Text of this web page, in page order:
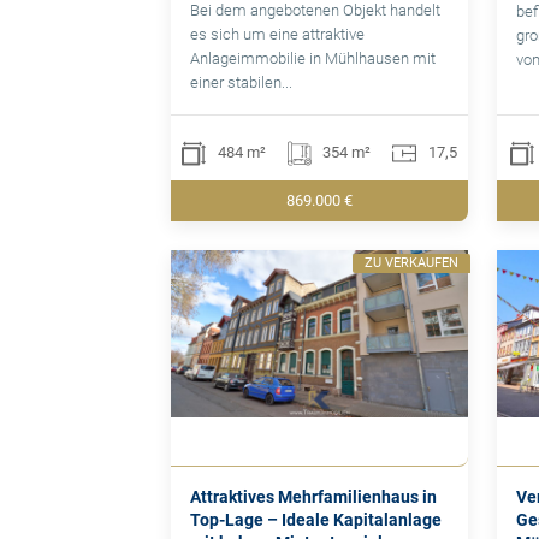
Bei dem angebotenen Objekt handelt
es sich um eine attraktive
Anlageimmobilie in Mühlhausen mit
einer stabilen...
484 m² 354 m² 17,5
869.000 €
Attraktives Mehrfamilienhaus in
Top-Lage – Ideale Kapitalanlage
ZU VERKAUFEN